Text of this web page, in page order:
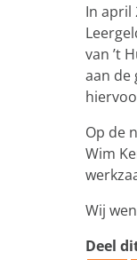
In april
van ’t
aan de
Op de
Wim
Wij
Deel